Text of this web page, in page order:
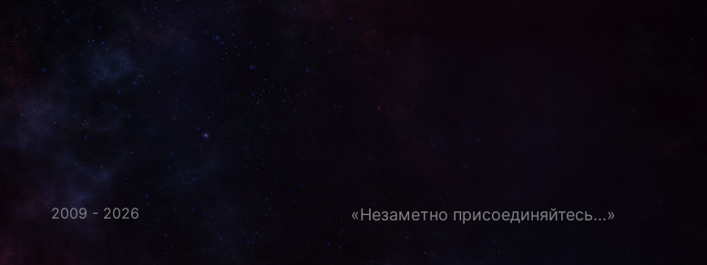
2009 - 2026 «Незаметно присоединяйтесь...»